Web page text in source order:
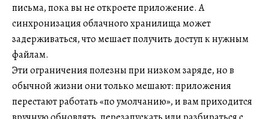
письма, пока вы не откроете приложение. А
синхронизация облачного хранилища может
задерживаться, что мешает получить доступ к нужным
файлам.
Эти ограничения полезны при низком заряде, но в
обычной жизни они только мешают: приложения
перестают работать «по умолчанию», и вам приходится